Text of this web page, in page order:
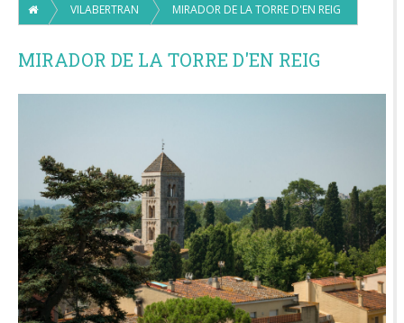
VILABERTRAN MIRADOR DE LA TORRE D'EN REIG
MIRADOR DE LA TORRE D'EN REIG